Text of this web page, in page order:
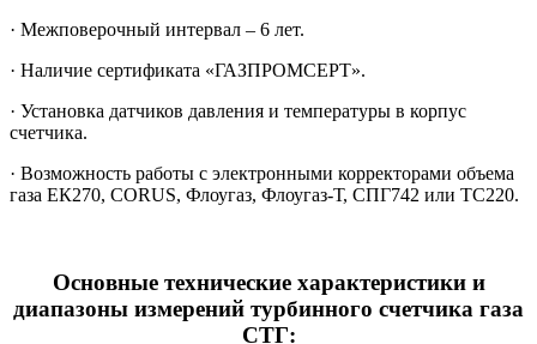
· Межповерочный интервал – 6 лет.
· Наличие сертификата «ГАЗПРОМСЕРТ».
· Установка датчиков давления и температуры в корпус
счетчика.
· Возможность работы с электронными корректорами объема
газа ЕК270, CORUS, Флоугаз, Флоугаз-Т, СПГ742 или ТС220.
Основные технические характеристики и
диапазоны измерений турбинного счетчика газа
СТГ: